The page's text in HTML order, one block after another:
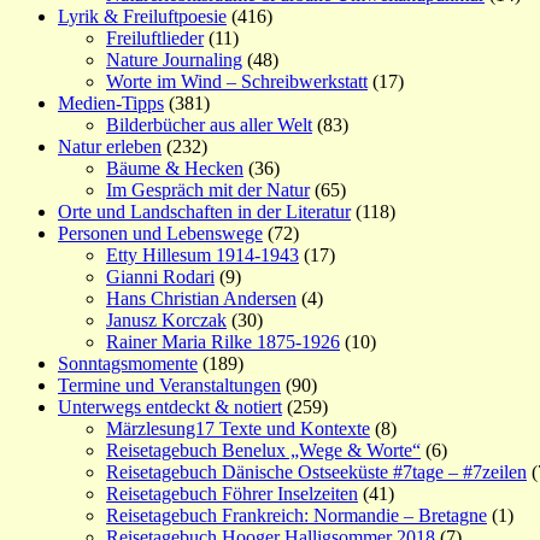
Lyrik & Freiluftpoesie (416)
Freiluftlieder(11)
Nature Journaling (48)
Worte im Wind – Schreibwerkstatt (17)
Medien-Tipps (381)
Bilderbücher aus aller Welt (83)
Natur erleben (232)
Bäume & Hecken (36)
Im Gespräch mit der Natur(65)
Orte und Landschaften in der Literatur(118)
Personen und Lebenswege (72)
Etty Hillesum 1914-1943 (17)
Gianni Rodari (9)
Hans Christian Andersen (4)
Janusz Korczak (30)
Rainer Maria Rilke 1875-1926 (10)
Sonntagsmomente (189)
Termine und Veranstaltungen (90)
Unterwegs entdeckt & notiert (259)
Märzlesung17 Texte und Kontexte (8)
Reisetagebuch Benelux „Wege & Worte“ (6)
Reisetagebuch Dänische Ostseeküste #7tage – #7zeilen
Reisetagebuch Föhrer Inselzeiten (41)
Reisetagebuch Frankreich: Normandie – Bretagne (1)